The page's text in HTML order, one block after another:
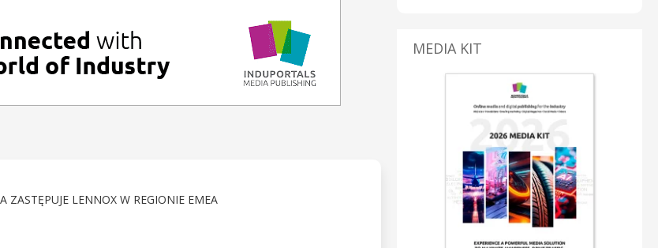
LENNOX W REGIONIE EMEA
MEDIA KIT